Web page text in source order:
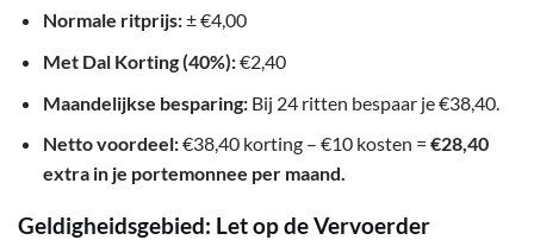
Normale ritprijs:± €4,00
Met Dal Korting (40%):€2,40
Maandelijkse besparing:Bij 24 ritten bespaar je €38,40.
Netto voordeel:€38,40 korting – €10 kosten = €28,40
extra in je portemonnee per maand.
Geldigheidsgebied: Let op de Vervoerder